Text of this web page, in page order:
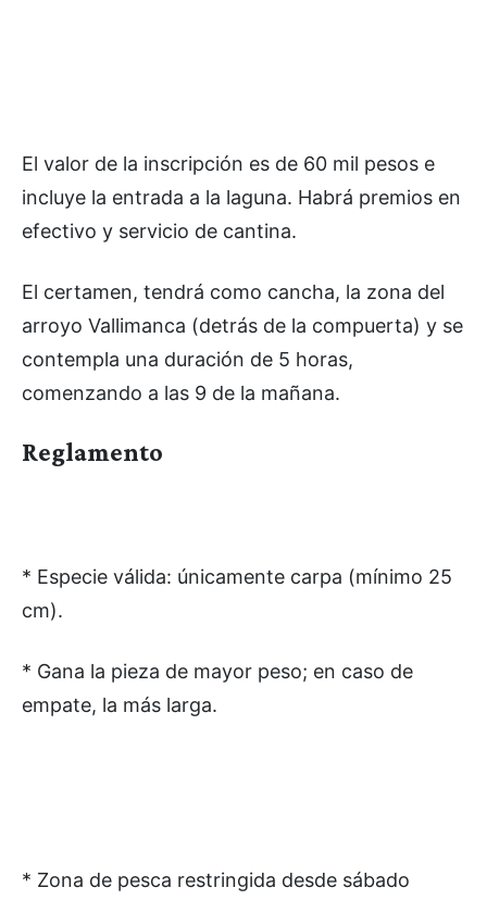
El valor de la inscripción es de 60 mil pesos e
incluye la entrada a la laguna. Habrá premios en
efectivo y servicio de cantina.
El certamen, tendrá como cancha, la zona del
arroyo Vallimanca (detrás de la compuerta) y se
contempla una duración de 5 horas,
comenzando a las 9 de la mañana.
Reglamento
* Especie válida: únicamente carpa (mínimo 25
cm).
* Gana la pieza de mayor peso; en caso de
empate, la más larga.
* Zona de pesca restringida desde sábado